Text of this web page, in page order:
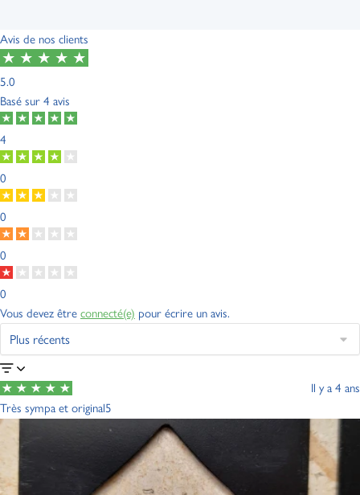
Avis de nos clients
5.0
Basé sur 4 avis
4
0
0
0
0
Vous devez être connecté(e) pour écrire un avis.
Il y a 4 ans
Très sympa et original5